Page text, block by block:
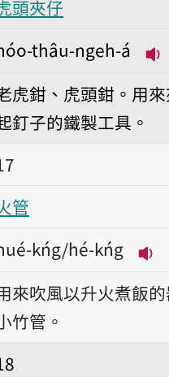
頭夾仔
thâu-ngeh-á
虎鉗、虎頭鉗。用
釘子的鐵製工具。
管
kńg/hé-kńg
播
來吹風以升火煮飯
竹管。
仔